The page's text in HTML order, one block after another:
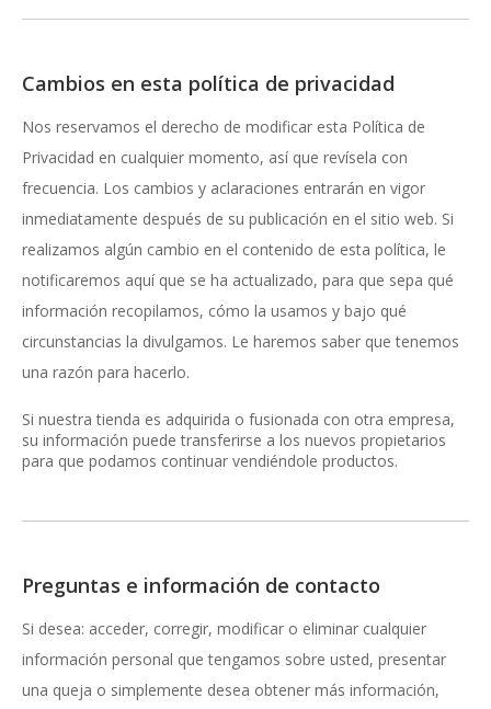
Cambios en esta política de privacidad
Nos reservamos el derecho de modificar esta Política de
Privacidad en cualquier momento, así que revísela con
frecuencia. Los cambios y aclaraciones entrarán en vigor
inmediatamente después de su publicación en el sitio web. Si
realizamos algún cambio en el contenido de esta política, le
notificaremos aquí que se ha actualizado, para que sepa qué
información recopilamos, cómo la usamos y bajo qué
circunstancias la divulgamos. Le haremos saber que tenemos
una razón para hacerlo.
Si nuestra tienda es adquirida o fusionada con otra empresa,
su información puede transferirse a los nuevos propietarios
para que podamos continuar vendiéndole productos.
Preguntas e información de contacto
Si desea: acceder, corregir, modificar o eliminar cualquier
información personal que tengamos sobre usted, presentar
una queja o simplemente desea obtener más información,